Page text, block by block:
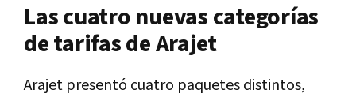
Las cuatro nuevas categorías
de tarifas de Arajet
Arajet presentó cuatro paquetes distintos,